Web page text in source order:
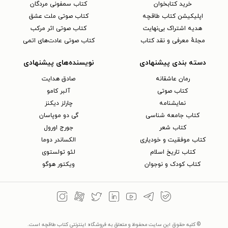
قند هندوانه را نوشت و در سال ۱۹۶۸
راهی بازار نشر کرد.
نویسنده و ترانه‌سرای محبوب، خلاق و
پرفروش بود، اما شهرت و فروش
کتاب‌های ریچارد براتیگان آرام آرام
فروکش کرده بود. طبق گفته‌های دختر
ریچارد در کتاب خاطراتش، ریچارد از ده
سال قبل می‌دانست که قدم به قدم به
سمت مرگ پیش می‌رود. کار کردن به
شکل تمام وقت در یک کافه، از یک سوی
دیگر عادات مخرب (نوشیدن الکل و...)
خرید کتابخوان
اپلیکیشن کتاب طاقچه
هدیه اشتراک بی‌نهایت
مجلهٔ معرفی و نقد کتاب
کتاب سمفونی مردگان
کتاب صوتی ملت عشق
کتاب صوتی اثر مرکب
کتاب صوتی عادت‌های اتمی
دسته بندی پیشنهادی
رمان عاشقانه
کتاب‌ صوتی
نمایشنامه
کتاب جامعه شناسی
کتاب شعر
کتاب موفقیت و خودیاری
کتاب تاریخ اسلام
کتاب کودک و نوجوان
نویسنده‌های پیشنهادی
صادق هدایت
آلبر کامو
چارلز دیکنز
گی دو موپاسان
جورج اورول
الکساندر دوما
لئو تولستوی
ویکتور هوگو
© کلیه حقوق این سایت محفوظ و متعلق به فروشگاه اینترنتی کتاب طاقچه است.